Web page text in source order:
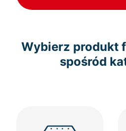
Wybierz produkt
spośród